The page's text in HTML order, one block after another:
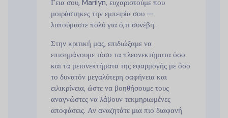
Γεια σου, Marilyn, ευχαριστούμε που
μοιράστηκες την εμπειρία σου —
λυπούμαστε πολύ για ό,τι συνέβη.
Στην κριτική μας, επιδιώξαμε να
επισημάνουμε τόσο τα πλεονεκτήματα όσο
και τα μειονεκτήματα της εφαρμογής με όσο
το δυνατόν μεγαλύτερη σαφήνεια και
ειλικρίνεια, ώστε να βοηθήσουμε τους
αναγνώστες να λάβουν τεκμηριωμένες
αποφάσεις. Αν αναζητάτε μια πιο διαφανή